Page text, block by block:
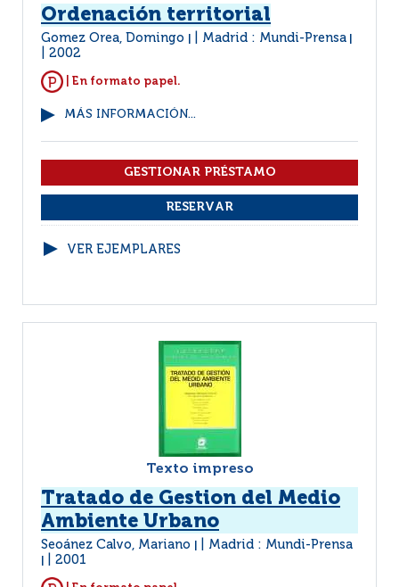
Ordenación territorial
Gomez Orea, Domingo Madrid : Mundi-Prensa
2002
| En formato papel.
MÁS INFORMACIÓN...
VER EJEMPLARES
Texto impreso
Tratado de Gestion del Medio
Ambiente Urbano
Seoánez Calvo, Mariano Madrid : Mundi-Prensa
2001